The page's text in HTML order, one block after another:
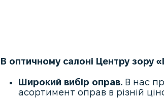
В оптичному салоні Центру зору «
Широкий вибір оправ. В нас
асортимент оправ в різній